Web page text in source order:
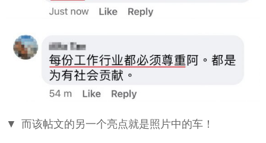
▼ 而该帖文的另一个亮点就是照片中的车！